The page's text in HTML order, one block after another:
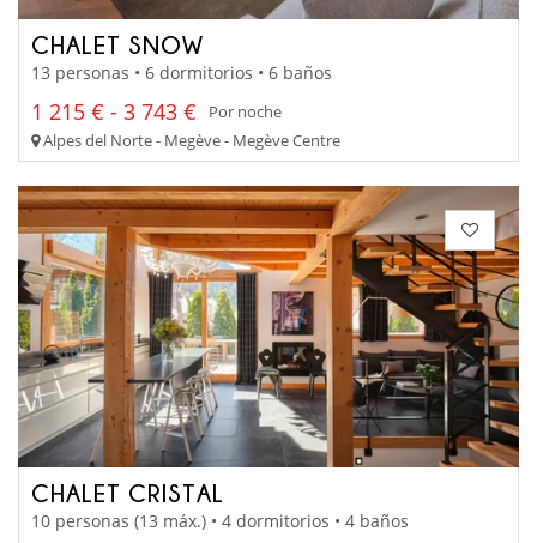
CHALET SNOW
13 personas • 6 dormitorios • 6 baños
1 215 € - 3 743 €
Por noche
Alpes del Norte - Megève - Megève Centre
CHALET CRISTAL
10 personas (13 máx.) • 4 dormitorios • 4 baños